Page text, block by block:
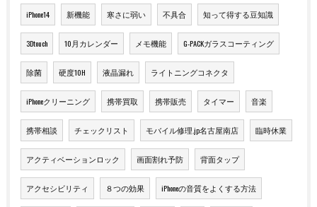
iPhone14 新機能 寒さに弱い 不具合 知って得する豆知識
3Dtouch 10月カレンダー メモ機能 G-PACKガラスコーティング
除菌 硬度10H 液晶漏れ ライトニングコネクタ
iPhoneクリーニング 携帯買取 携帯販売 タイマー 音楽
携帯相談 チェックリスト モバイル修理.jp名古屋南店 臨時休業
アクティベーションロック 画面割れ予防 背面タップ
アクセシビリティ ８つの効果 iPhoneの音質をよくする方法